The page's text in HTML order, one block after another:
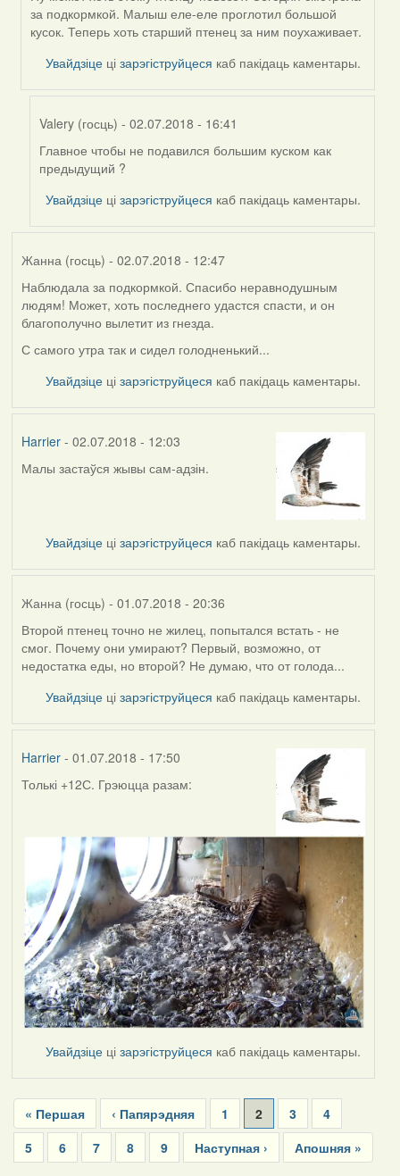
In
reply
to
за подкормкой. Малыш еле-еле проглотил большой
кусок. Теперь хоть старший птенец за ним поухаживает.
Увайдзіце цізарэгіструйцеся каб пакідаць каментары.
Valery (госць) - 02.07.2018 - 16:41
In
reply
to
Такома
Главное чтобы не подавился большим куском как
предыдущий ?
Увайдзіце цізарэгіструйцеся каб пакідаць каментары.
Жанна (госць) - 02.07.2018 - 12:47
Наблюдала за подкормкой. Спасибо неравнодушным
людям! Может, хоть последнего удастся спасти, и он
благополучно вылетит из гнезда.
С самого утра так и сидел голодненький...
Увайдзіце цізарэгіструйцеся каб пакідаць каментары.
Harrier- 02.07.2018 - 12:03
Малы застаўся жывы сам-адзін.
Увайдзіце цізарэгіструйцеся каб пакідаць каментары.
Жанна (госць) - 01.07.2018 - 20:36
Второй птенец точно не жилец, попытался встать - не
смог. Почему они умирают? Первый, возможно, от
недостатка еды, но второй? Не думаю, что от голода...
Увайдзіце цізарэгіструйцеся каб пакідаць каментары.
Harrier- 01.07.2018 - 17:50
Толькі +12С. Грэюцца разам:
Увайдзіце цізарэгіструйцеся каб пакідаць каментары.
Pagination
First
page
« Першая
Previous
page
‹ Папярэдняя Page
1
Current
page
2 Page
3 Page
4
Page
5 Page
6 Page
7 Page
8 Page
9
Next
page
Наступная ›
Last
page
Апошняя »